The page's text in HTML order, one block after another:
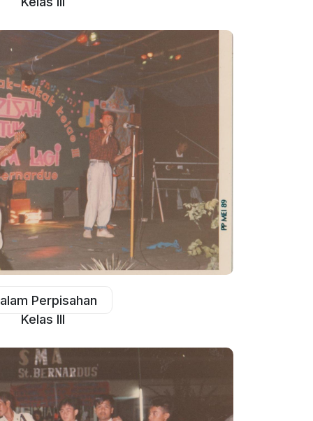
Perpisahan
Kelas III